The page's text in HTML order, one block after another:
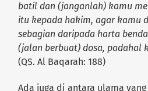
batil dan (janganlah) kamu
itu kepada hakim, agar kamu
sebagian daripada harta
(jalan berbuat) dosa, padahal
(QS. Al Baqarah: 188)
Ada juga di antara ulama